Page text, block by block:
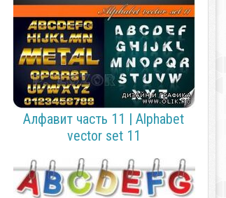
Алфавит часть 11 | Alphabet
vector set 11